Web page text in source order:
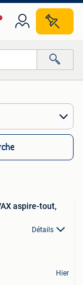
aspire-tout,
Détails
Hier